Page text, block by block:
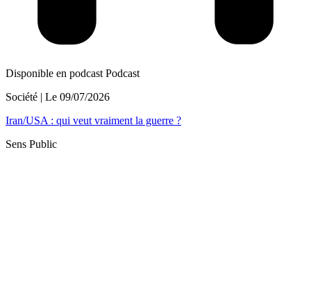
Disponible en podcast Podcast
Société | Le 09/07/2026
Iran/USA : qui veut vraiment la guerre ?
Sens Public